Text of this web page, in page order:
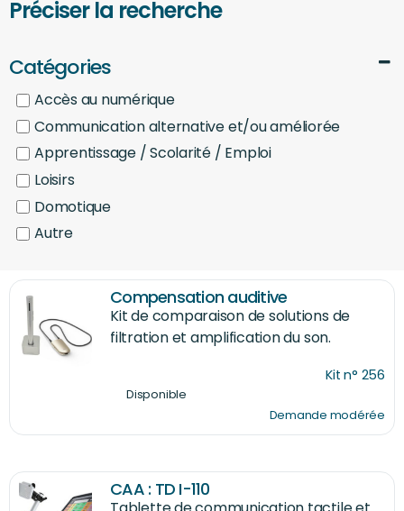
Préciser la recherche
Catégories
Accès au numérique
Communication alternative et/ou améliorée
Apprentissage / Scolarité / Emploi
Loisirs
Domotique
Autre
Compensation auditive
Kit de comparaison de solutions de
filtration et amplification du son.
Kit n° 256
Disponible
Demande modérée
CAA : TD I-110